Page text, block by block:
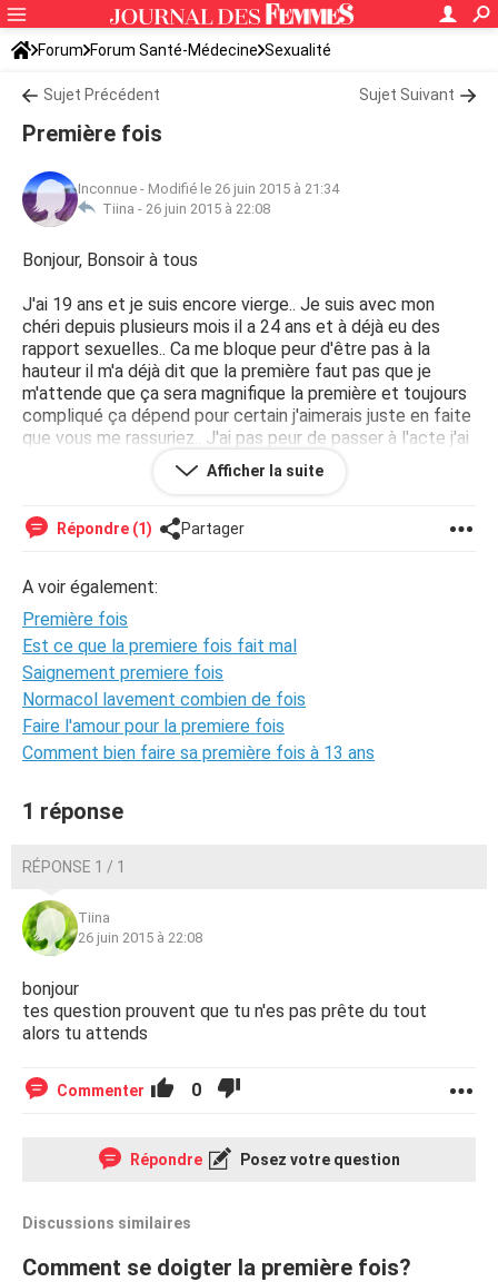
Forum Forum Santé-Médecine Sexualité
Sujet Précédent Sujet Suivant
Première fois
Inconnue - Modifié le 26 juin 2015 à 21:34
Tiina - 26 juin 2015 à 22:08
Bonjour, Bonsoir à tous
J'ai 19 ans et je suis encore vierge.. Je suis avec mon
chéri depuis plusieurs mois il a 24 ans et à déjà eu des
rapport sexuelles.. Ca me bloque peur d'être pas à la
hauteur il m'a déjà dit que la première faut pas que je
m'attende que ça sera magnifique la première et toujours
compliqué ça dépend pour certain j'aimerais juste en faite
que vous me rassuriez.. J'ai pas peur de passer à l'acte j'ai
juste certaine crainte comment faut s'y prendre :/ Merci
d'avance pour vos conseilles
Afficher la suite
Répondre (1) Partager
A voir également:
Première fois
Est ce que la premiere fois fait mal
Saignement premiere fois
Normacol lavement combien de fois
Faire l'amour pour la premiere fois
Comment bien faire sa première fois à 13 ans
1 réponse
RÉPONSE 1 / 1
Tiina
26 juin 2015 à 22:08
bonjour
tes question prouvent que tu n'es pas prête du tout
alors tu attends
Commenter 0
Répondre Posez votre question
Discussions similaires
Comment se doigter la première fois?